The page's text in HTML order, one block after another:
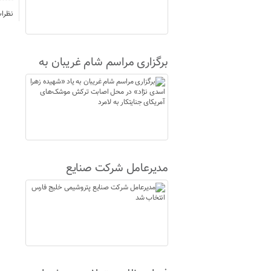
برگزاری مراسم شام غریبان به
یاد «شهیده زهرا اسدی نژاد» در
محل اصابت ترکش موشک‌های
مدیرعامل شرکت صنایع
پتروشیمی خلیج فارس انتخاب
شد